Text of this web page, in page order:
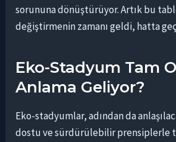
sorununa dönüştürüyor. Artık bu
değiştirmenin zamanı geldi, hatta
Eko-Stadyum Tam
Anlama Geliyor?
Eko-stadyumlar, adından da
dostu ve sürdürülebilir prensiplerle